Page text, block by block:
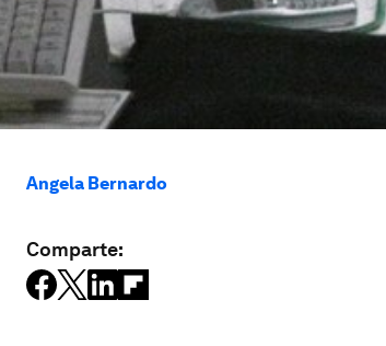
Angela Bernardo
Comparte: